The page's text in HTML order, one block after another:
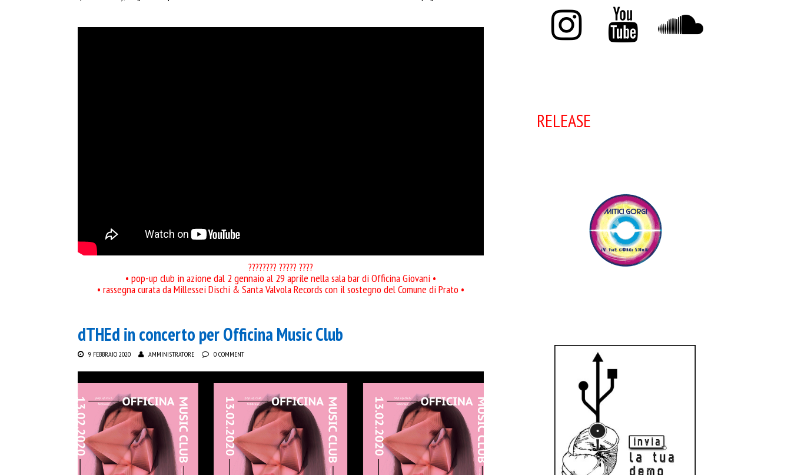
???????? ????? ????
• pop-up club in azione dal 2 gennaio al 29 aprile nella sala bar di Officina Giovani •
• rassegna curata da Millessei Dischi & Santa Valvola Records con il sostegno del Comune di Prato •
dTHEd in concerto per Officina Music Club
9 FEBBRAIO 2020 AMMINISTRATORE 0 COMMENT
RELEASE